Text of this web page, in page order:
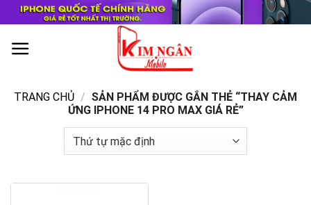
Skip
to
content
TRANG CHỦ / SẢN PHẨM ĐƯỢC GẮN THẺ “THAY CẢM
ỨNG IPHONE 14 PRO MAX GIÁ RẺ”